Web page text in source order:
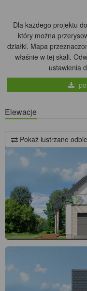
Dla każdego projektu
który można
działki. Mapa
właśnie w tej skali.
ustawienia
Elewacje
Pokaż lustrzane